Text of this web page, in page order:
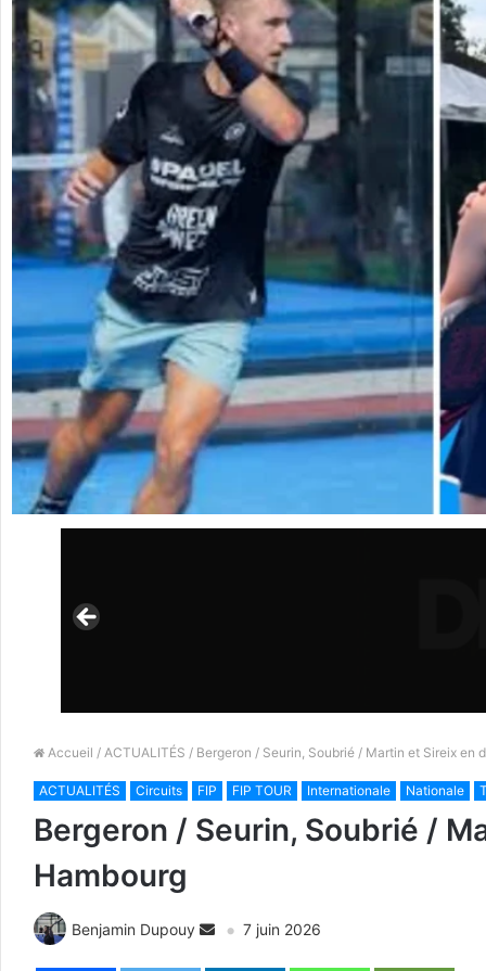
Accueil / ACTUALITÉS / Bergeron / Seurin, Soubrié / Martin et Sireix en
ACTUALITÉS Circuits FIP FIP TOUR Internationale Nationale
Bergeron / Seurin, Soubrié /
Hambourg
Benjamin Dupouy 7 juin 2026